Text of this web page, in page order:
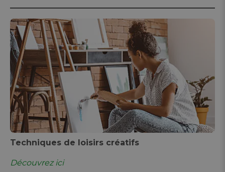
Techniques de loisirs créatifs
Découvrez ici